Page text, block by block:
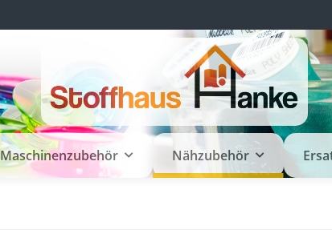
Maschinenzubehör Nähzubehör